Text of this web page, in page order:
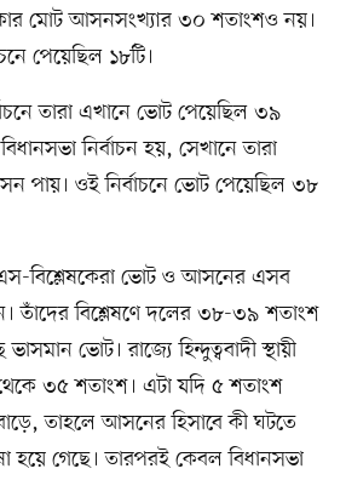
মোট আসনসংখ্যার ৩০ শতাংশও নয়।
পেয়েছিল ১৮টি।
তারা এখানে ভোট পেয়েছিল ৩৯
নির্বাচন হয়, সেখানে তারা
পায়। ওই নির্বাচনে ভোট পেয়েছিল ৩৮
ভোট ও আসনের এসব
তাঁদের বিশ্লেষণে দলের ৩৮-৩৯ শতাংশ
ভোট। রাজ্যে হিন্দুত্ববাদী স্থায়ী
৩৫ শতাংশ। এটা যদি ৫ শতাংশ
তাহলে আসনের হিসাবে কী ঘটতে
হয়ে গেছে। তারপরই কেবল বিধানসভা